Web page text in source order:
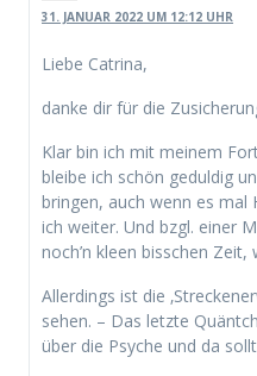
31. JANUAR 2022 UM 12:12 UHR
Liebe Catrina,
danke dir für die
Klar bin ich mit meinem
bleibe ich schön geduldig
bringen, auch wenn es mal
ich weiter. Und bzgl. einer
noch’n kleen bisschen Zeit,
Allerdings ist die
sehen. – Das letzte
über die Psyche und da